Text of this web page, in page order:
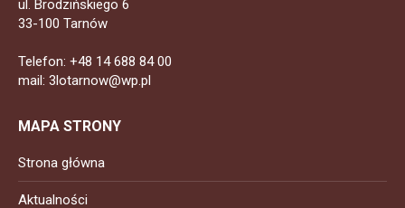
ul. Brodzińskiego 6
33-100 Tarnów
Telefon: +48 14 688 84 00
mail: 3lotarnow@wp.pl
MAPA STRONY
Strona główna
Aktualności